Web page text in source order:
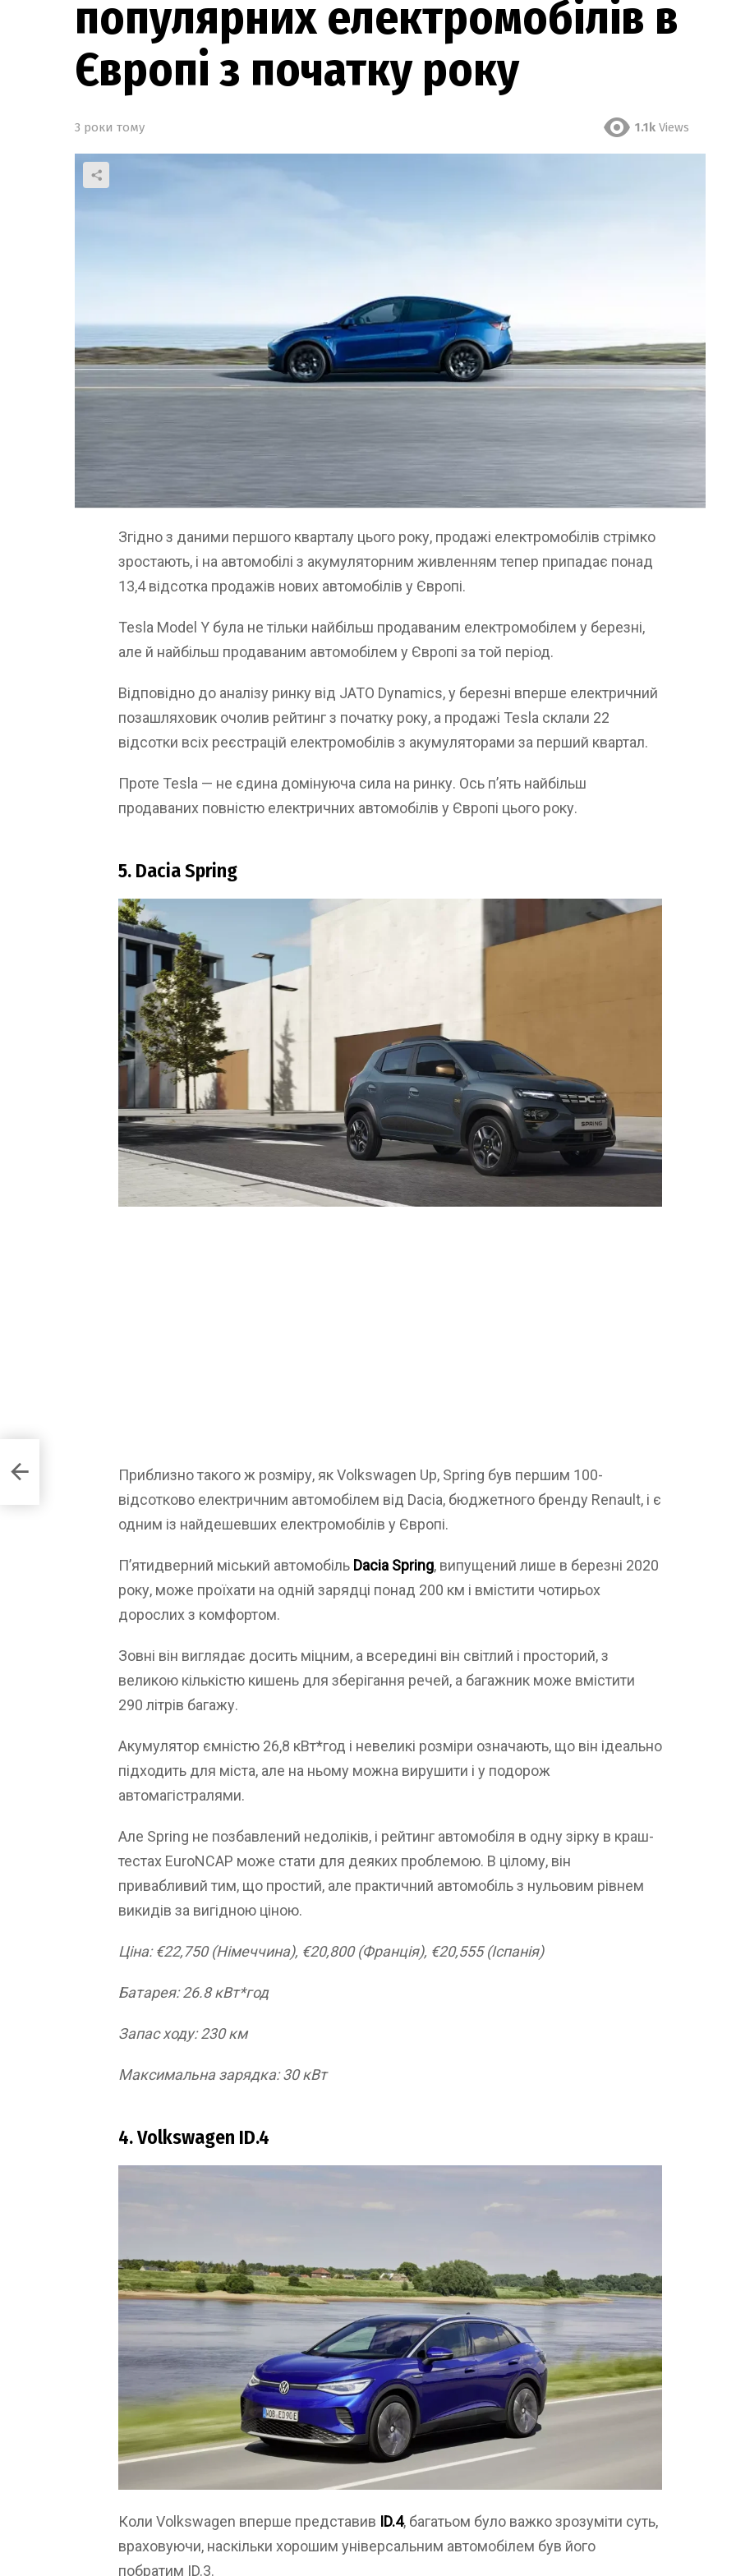
популярних електромобілів в
Європі з початку року
3 роки тому 1.1k Views
Згідно з даними першого кварталу цього року, продажі електромобілів стрімко
зростають, і на автомобілі з акумуляторним живленням тепер припадає понад
13,4 відсотка продажів нових автомобілів у Європі.
Tesla Model Y була не тільки найбільш продаваним електромобілем у березні,
але й найбільш продаваним автомобілем у Європі за той період.
Відповідно до аналізу ринку від JATO Dynamics, у березні вперше електричний
позашляховик очолив рейтинг з початку року, а продажі Tesla склали 22
відсотки всіх реєстрацій електромобілів з акумуляторами за перший квартал.
Проте Tesla — не єдина домінуюча сила на ринку. Ось п’ять найбільш
продаваних повністю електричних автомобілів у Європі цього року.
5. Dacia Spring
Приблизно такого ж розміру, як Volkswagen Up, Spring був першим 100-
відсотково електричним автомобілем від Dacia, бюджетного бренду Renault, і є
одним із найдешевших електромобілів у Європі.
П’ятидверний міський автомобіль Dacia Spring, випущений лише в березні 2020
року, може проїхати на одній зарядці понад 200 км і вмістити чотирьох
дорослих з комфортом.
Зовні він виглядає досить міцним, а всередині він світлий і просторий, з
великою кількістю кишень для зберігання речей, а багажник може вмістити
290 літрів багажу.
Акумулятор ємністю 26,8 кВт*год і невеликі розміри означають, що він ідеально
підходить для міста, але на ньому можна вирушити і у подорож
автомагістралями.
Але Spring не позбавлений недоліків, і рейтинг автомобіля в одну зірку в краш-
тестах EuroNCAP може стати для деяких проблемою. В цілому, він
привабливий тим, що простий, але практичний автомобіль з нульовим рівнем
викидів за вигідною ціною.
Ціна: €22,750 (Німеччина), €20,800 (Франція), €20,555 (Іспанія)
Батарея: 26.8 кВт*год
Запас ходу: 230 км
Максимальна зарядка: 30 кВт
4. Volkswagen ID.4
Коли Volkswagen вперше представив ID.4, багатьом було важко зрозуміти суть,
враховуючи, наскільки хорошим універсальним автомобілем був його
побратим ID.3.